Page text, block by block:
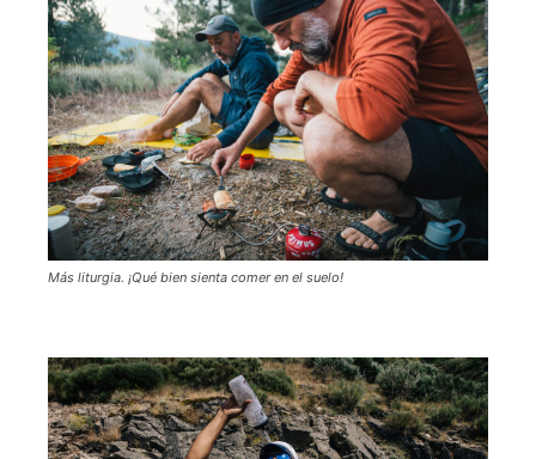
Más liturgia. ¡Qué bien sienta comer en el suelo!